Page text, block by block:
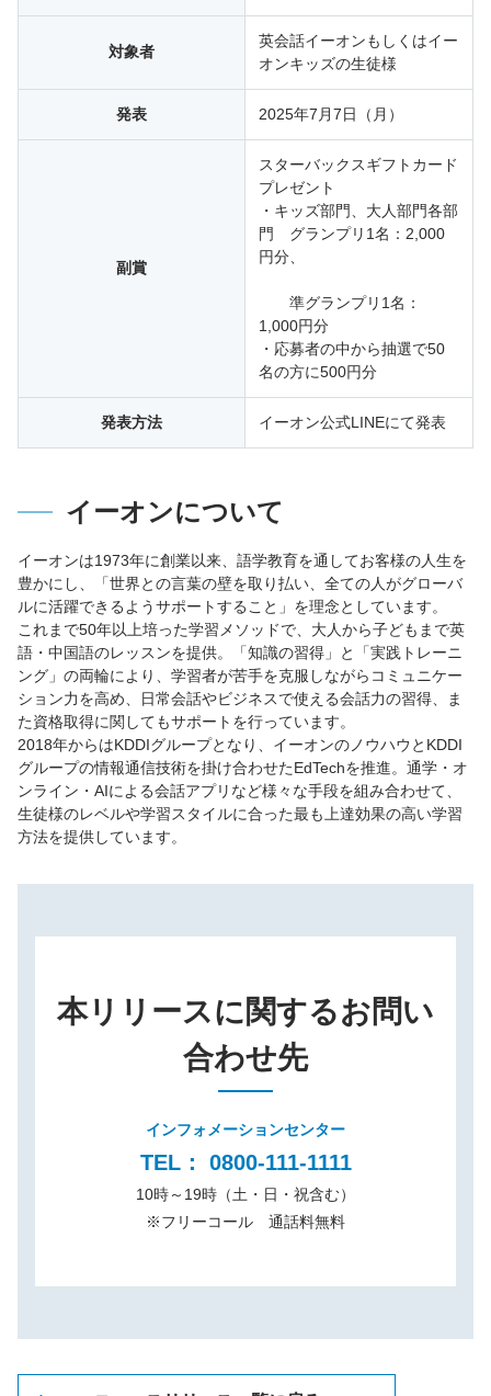
対象者
英会話イーオンもしくはイー
オンキッズの生徒様
発表 2025年7月7日（月）
副賞
スターバックスギフトカード
プレゼント
・キッズ部門、大人部門各部
門 グランプリ1名：2,000
円分、
準グランプリ1名：
1,000円分
・応募者の中から抽選で50
名の方に500円分
発表方法 イーオン公式LINEにて発表
イーオンについて
イーオンは1973年に創業以来、語学教育を通してお客様の人生を
豊かにし、「世界との言葉の壁を取り払い、全ての人がグローバ
ルに活躍できるようサポートすること」を理念としています。
これまで50年以上培った学習メソッドで、大人から子どもまで英
語・中国語のレッスンを提供。「知識の習得」と「実践トレーニ
ング」の両輪により、学習者が苦手を克服しながらコミュニケー
ション力を高め、日常会話やビジネスで使える会話力の習得、ま
た資格取得に関してもサポートを行っています。
2018年からはKDDIグループとなり、イーオンのノウハウとKDDI
グループの情報通信技術を掛け合わせたEdTechを推進。通学・オ
ンライン・AIによる会話アプリなど様々な手段を組み合わせて、
生徒様のレベルや学習スタイルに合った最も上達効果の高い学習
方法を提供しています。
本リリースに関するお問い
合わせ先
インフォメーションセンター
TEL： 0800-111-1111
10時～19時（土・日・祝含む）
※フリーコール 通話料無料